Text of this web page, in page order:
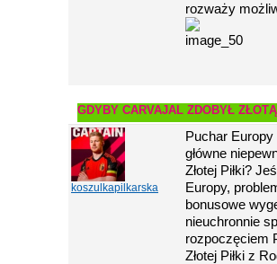
rozważy
GDYBY CARVAJAL ZDOBYŁ
koszulkapilkarska
Puchar Europy
główne
Złotej Piłki?
Europy,
bonusowe
nieuchronnie
rozpoczęciem
Złotej Piłki z